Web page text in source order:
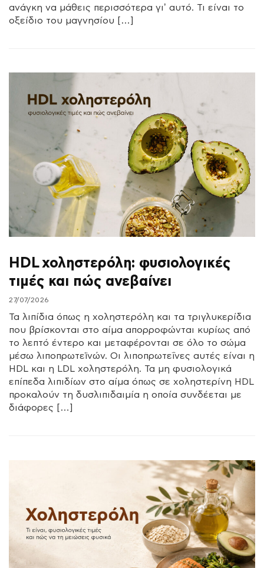
ανάγκη να μάθεις περισσότερα γι’ αυτό. Τι είναι το
οξείδιο του μαγνησίου […]
HDL χοληστερόλη: φυσιολογικές
τιμές και πώς ανεβαίνει
27/07/2026
Τα λιπίδια όπως η χοληστερόλη και τα τριγλυκερίδια
που βρίσκονται στο αίμα απορροφώνται κυρίως από
το λεπτό έντερο και μεταφέρονται σε όλο το σώμα
μέσω λιποπρωτεϊνών. Οι λιποπρωτεΐνες αυτές είναι η
HDL και η LDL χοληστερόλη. Τα μη φυσιολογικά
επίπεδα λιπιδίων στο αίμα όπως σε χοληστερίνη HDL
προκαλούν τη δυσλιπιδαιμία η οποία συνδέεται με
διάφορες […]